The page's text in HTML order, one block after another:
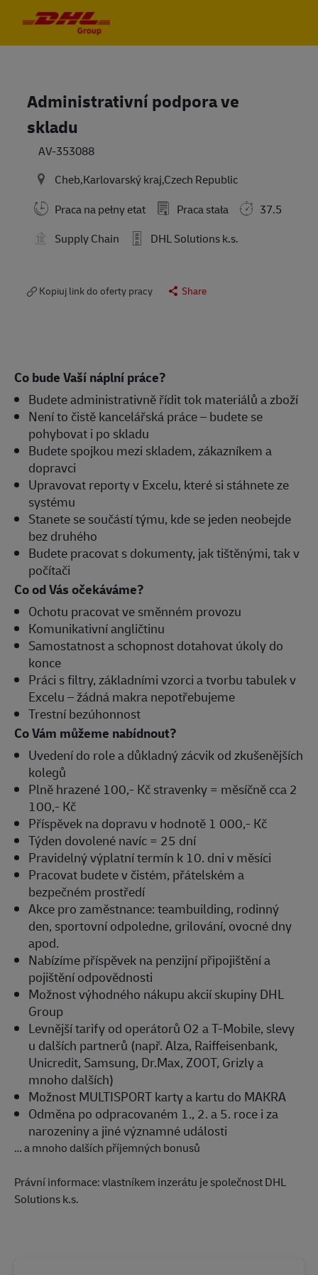
Administrativní podpora ve
skladu
AV-353088
Cheb,Karlovarský kraj,Czech Republic
Praca na pełny etat
Praca stała
37.5
Supply Chain
DHL Solutions k.s.
Kopiuj link do oferty pracy Share
Co bude Vaší náplní práce?
Budete administrativně řídit tok materiálů a zboží
Není to čistě kancelářská práce – budete se
pohybovat i po skladu
Budete spojkou mezi skladem, zákazníkem a
dopravci
Upravovat reporty v Excelu, které si stáhnete ze
systému
Stanete se součástí týmu, kde se jeden neobejde
bez druhého
Budete pracovat s dokumenty, jak tištěnými, tak v
počítači
Co od Vás očekáváme?
Ochotu pracovat ve směnném provozu
Komunikativní angličtinu
Samostatnost a schopnost dotahovat úkoly do
konce
Práci s filtry, základními vzorci a tvorbu tabulek v
Excelu – žádná makra nepotřebujeme
Trestní bezúhonnost
Co Vám můžeme nabídnout?
Uvedení do role a důkladný zácvik od zkušenějších
kolegů
Plně hrazené 100,- Kč stravenky = měsíčně cca 2
100,- Kč
Příspěvek na dopravu v hodnotě 1 000,- Kč
Týden dovolené navíc = 25 dní
Pravidelný výplatní termín k 10. dni v měsíci
Pracovat budete v čistém, přátelském a
bezpečném prostředí
Akce pro zaměstnance: teambuilding, rodinný
den, sportovní odpoledne, grilování, ovocné dny
apod.
Nabízíme příspěvek na penzijní připojištění a
pojištění odpovědnosti
Možnost výhodného nákupu akcií skupiny DHL
Group
Levnější tarify od operátorů O2 a T-Mobile, slevy
u dalších partnerů (např. Alza, Raiffeisenbank,
Unicredit, Samsung, Dr.Max, ZOOT, Grizly a
mnoho dalších)
Možnost MULTISPORT karty a kartu do MAKRA
Odměna po odpracovaném 1., 2. a 5. roce i za
narozeniny a jiné významné události
… a mnoho dalších příjemných bonusů
Právní informace: vlastníkem inzerátu je společnost DHL
Solutions k.s.